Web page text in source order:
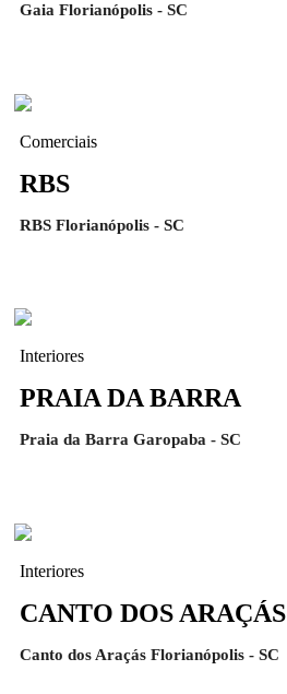
Gaia Florianópolis - SC
Comerciais
RBS
RBS Florianópolis - SC
Interiores
PRAIA DA BARRA
Praia da Barra Garopaba - SC
Interiores
CANTO DOS ARAÇÁS
Canto dos Araçás Florianópolis - SC